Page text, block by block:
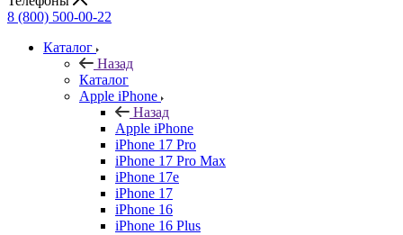
8 (800) 500-00-22
Каталог
Назад
Каталог
Apple iPhone
Назад
Apple iPhone
iPhone 17 Pro
iPhone 17 Pro Max
iPhone 17e
iPhone 17
iPhone 16
iPhone 16 Plus